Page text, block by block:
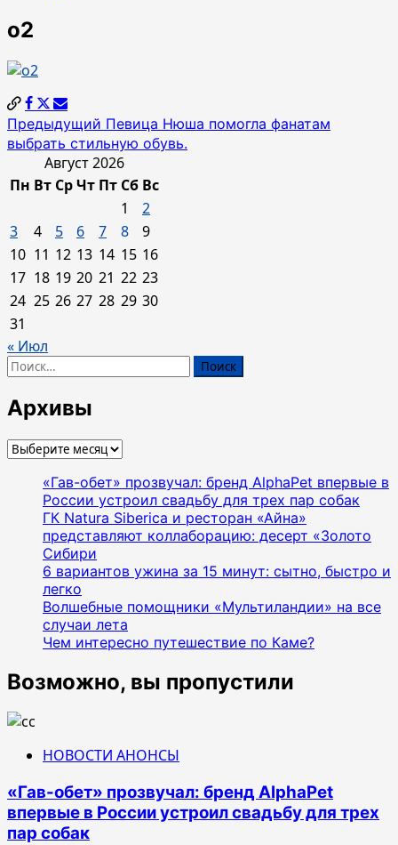
о2
Навигация
по
записям
Предыдущий Певица Нюша помогла фанатам
выбрать стильную обувь.
Август 2026
Пн Вт СрЧт Пт Сб Вс
1
2
3
4 5 6 7 8
9
10 11 12 13 14 15 16
17 18 19 20 21 22 23
24 25 26 27 28 29 30
31
« Июл
Найти:
Архивы
Архивы
«Гав-обет» прозвучал: бренд AlphaPet впервые в
России устроил свадьбу для трех пар собак
ГК Natura Siberica и ресторан «Айна»
представляют коллаборацию: десерт «Золото
Сибири
6 вариантов ужина за 15 минут: сытно, быстро и
легко
Волшебные помощники «Мультиландии» на все
случаи лета
Чем интересно путешествие по Каме?
Возможно, вы пропустили
НОВОСТИ АНОНСЫ
«Гав-обет» прозвучал: бренд AlphaPet
впервые в России устроил свадьбу для трех
пар собак